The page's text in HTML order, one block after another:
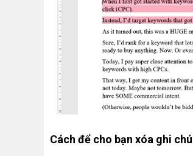
Cách để cho bạn xóa ghi